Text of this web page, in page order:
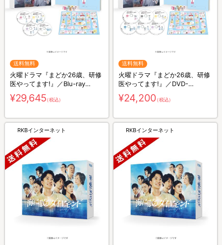
送料無料
火曜ドラマ『まどか26歳、研修
医やってます!』／Blu-ray
BOX（送料無料・4枚組）
¥29,645（税込）
送料無料
火曜ドラマ『まどか26歳、研修
医やってます!』／DVD-
BOX（送料無料・6枚組）
¥24,200（税込）
RKBインターネット RKBインターネット